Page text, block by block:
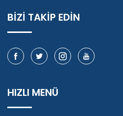
BİZİ TAKİP EDİN
HIZLI MENÜ